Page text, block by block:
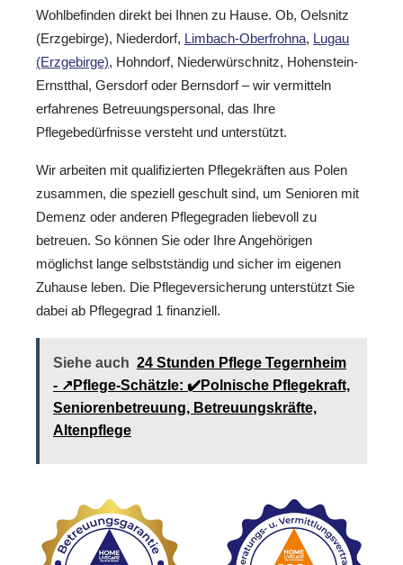
Wohlbefinden direkt bei Ihnen zu Hause. Ob, Oelsnitz
(Erzgebirge), Niederdorf, Limbach-Oberfrohna, Lugau
(Erzgebirge), Hohndorf, Niederwürschnitz, Hohenstein-
Ernstthal, Gersdorf oder Bernsdorf – wir vermitteln
erfahrenes Betreuungspersonal, das Ihre
Pflegebedürfnisse versteht und unterstützt.
Wir arbeiten mit qualifizierten Pflegekräften aus Polen
zusammen, die speziell geschult sind, um Senioren mit
Demenz oder anderen Pflegegraden liebevoll zu
betreuen. So können Sie oder Ihre Angehörigen
möglichst lange selbstständig und sicher im eigenen
Zuhause leben. Die Pflegeversicherung unterstützt Sie
dabei ab Pflegegrad 1 finanziell.
Siehe auch 24 Stunden Pflege Tegernheim
- ↗️Pflege-Schätzle: ✔️Polnische Pflegekraft,
Seniorenbetreuung, Betreuungskräfte,
Altenpflege